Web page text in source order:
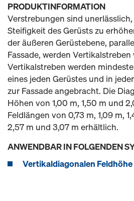
PRODUKTINFORMATION
Verstrebungen sind
Steifigkeit des Gerüsts zu
der äußeren Gerüstebene,
Fassade, werden
Vertikalstreben werden
eines jeden Gerüstes und in
zur Fassade angebracht. Die
Höhen von 1,00 m, 1,50 m und
Feldlängen von 0,73 m, 1,09 m,
2,57 m und 3,07 m erhältlich.
ANWENDBAR IN FOLGENDEN
Vertikaldiagonalen